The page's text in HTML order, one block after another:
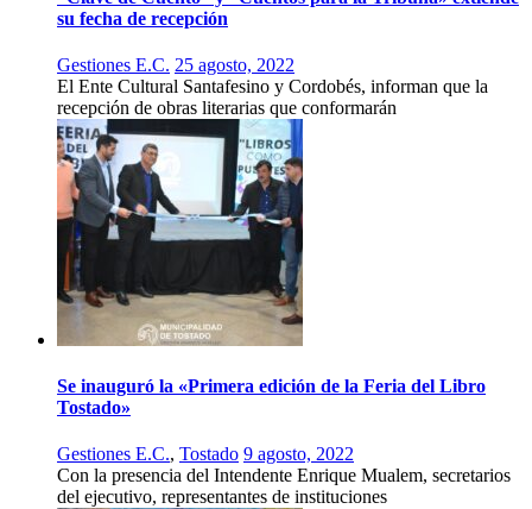
su fecha de recepción
Gestiones E.C. 25 agosto, 2022
El Ente Cultural Santafesino y Cordobés, informan que la
recepción de obras literarias que conformarán
Se inauguró la «Primera edición de la Feria del Libro
Tostado»
Gestiones E.C., Tostado 9 agosto, 2022
Con la presencia del Intendente Enrique Mualem, secretarios
del ejecutivo, representantes de instituciones